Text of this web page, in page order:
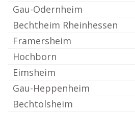
Gau-Odernheim
Bechtheim Rheinhessen
Framersheim
Hochborn
Eimsheim
Gau-Heppenheim
Bechtolsheim